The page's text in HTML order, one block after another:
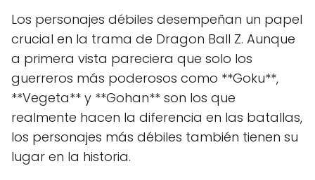
Los personajes débiles desempeñan un papel
crucial en la trama de Dragon Ball Z. Aunque
a primera vista pareciera que solo los
guerreros más poderosos como **Goku**,
**Vegeta** y **Gohan** son los que
realmente hacen la diferencia en las batallas,
los personajes más débiles también tienen su
lugar en la historia.